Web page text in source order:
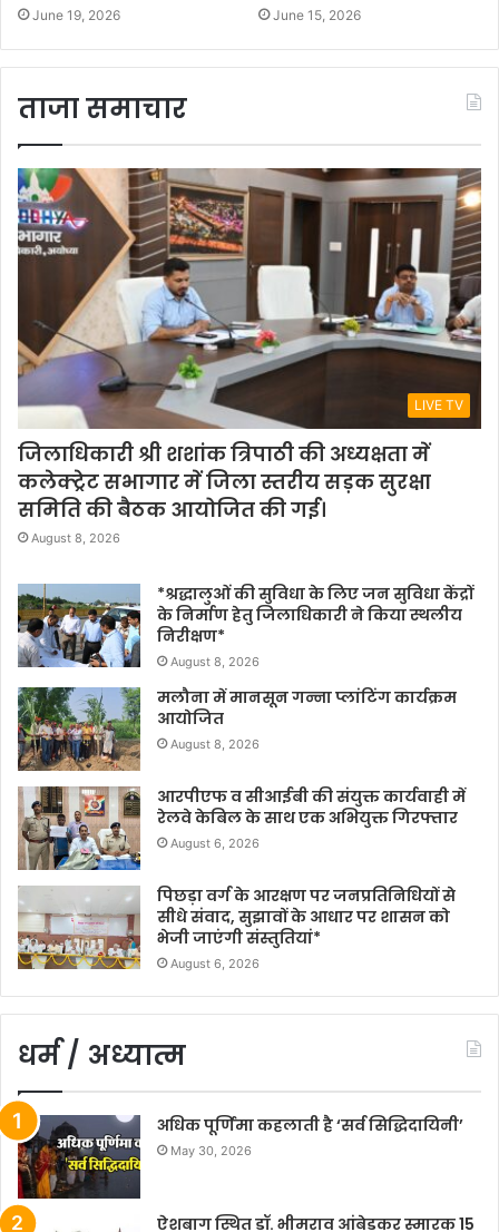
June 19, 2026 June 15, 2026
ताजा समाचार
LIVE TV
जिलाधिकारी श्री शशांक त्रिपाठी की अध्यक्षता में
कलेक्ट्रेट सभागार में जिला स्तरीय सड़क सुरक्षा
समिति की बैठक आयोजित की गई।
August 8, 2026
*श्रद्धालुओं की सुविधा के लिए जन सुविधा केंद्रों
के निर्माण हेतु जिलाधिकारी ने किया स्थलीय
निरीक्षण*
August 8, 2026
मलौना में मानसून गन्ना प्लांटिंग कार्यक्रम
आयोजित
August 8, 2026
आरपीएफ व सीआईबी की संयुक्त कार्यवाही में
रेलवे केबिल के साथ एक अभियुक्त गिरफ्तार
August 6, 2026
पिछड़ा वर्ग के आरक्षण पर जनप्रतिनिधियों से
सीधे संवाद, सुझावों के आधार पर शासन को
भेजी जाएंगी संस्तुतियां*
August 6, 2026
धर्म / अध्यात्म
अधिक पूर्णिमा कहलाती है ‘सर्व सिद्धिदायिनी’
May 30, 2026
ऐशबाग स्थित डॉ. भीमराव आंबेडकर स्मारक 15